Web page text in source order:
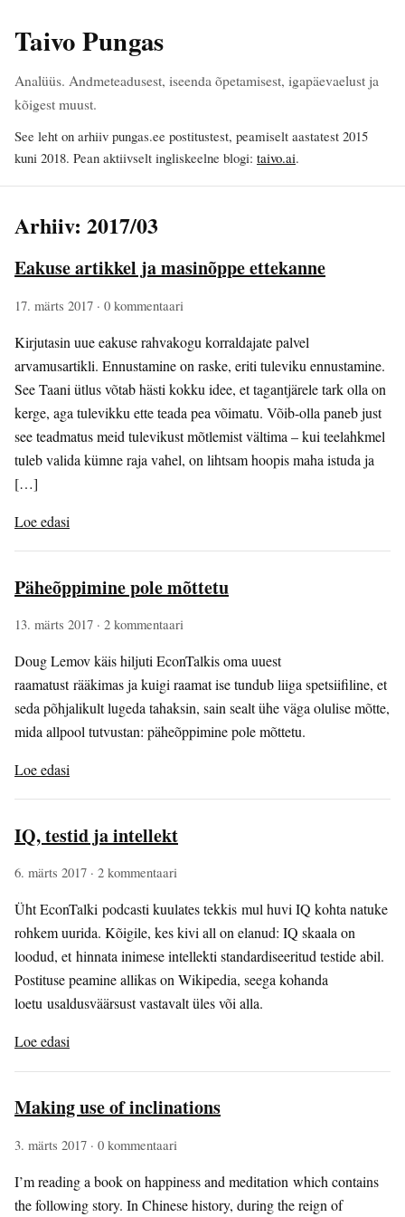
Taivo Pungas
Analüüs. Andmeteadusest, iseenda õpetamisest, igapäevaelust ja
kõigest muust.
See leht on arhiiv pungas.ee postitustest, peamiselt aastatest 2015
kuni 2018. Pean aktiivselt ingliskeelne blogi: taivo.ai.
Arhiiv: 2017/03
Eakuse artikkel ja masinõppe ettekanne
17. märts 2017 · 0 kommentaari
Kirjutasin uue eakuse rahvakogu korraldajate palvel
arvamusartikli. Ennustamine on raske, eriti tuleviku ennustamine.
See Taani ütlus võtab hästi kokku idee, et tagantjärele tark olla on
kerge, aga tulevikku ette teada pea võimatu. Võib-olla paneb just
see teadmatus meid tulevikust mõtlemist vältima – kui teelahkmel
tuleb valida kümne raja vahel, on lihtsam hoopis maha istuda ja
[…]
Loe edasi
Päheõppimine pole mõttetu
13. märts 2017 · 2 kommentaari
Doug Lemov käis hiljuti EconTalkis oma uuest
raamatust rääkimas ja kuigi raamat ise tundub liiga spetsiifiline, et
seda põhjalikult lugeda tahaksin, sain sealt ühe väga olulise mõtte,
mida allpool tutvustan: päheõppimine pole mõttetu.
Loe edasi
IQ, testid ja intellekt
6. märts 2017 · 2 kommentaari
Üht EconTalki podcasti kuulates tekkis mul huvi IQ kohta natuke
rohkem uurida. Kõigile, kes kivi all on elanud: IQ skaala on
loodud, et hinnata inimese intellekti standardiseeritud testide abil.
Postituse peamine allikas on Wikipedia, seega kohanda
loetu usaldusväärsust vastavalt üles või alla.
Loe edasi
Making use of inclinations
3. märts 2017 · 0 kommentaari
I’m reading a book on happiness and meditation which contains
the following story. In Chinese history, during the reign of